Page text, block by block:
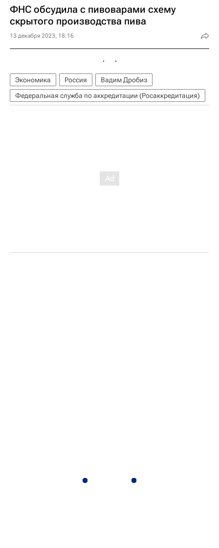
ФНС обсудила с пивоварами схему
скрытого производства пива
13 декабря 2023, 18:16
Экономика Россия
Вадим Дробиз
Федеральная служба по аккредитации (Росаккредитация)